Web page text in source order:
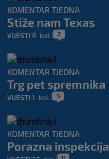
KOMENTAR TJEDNA
Stiže nam Texas
VIJESTI 8. kol. 2
KOMENTAR TJEDNA
Trg pet spremnika
VIJESTI 1. kol. 5
KOMENTAR TJEDNA
Porazna inspekcija